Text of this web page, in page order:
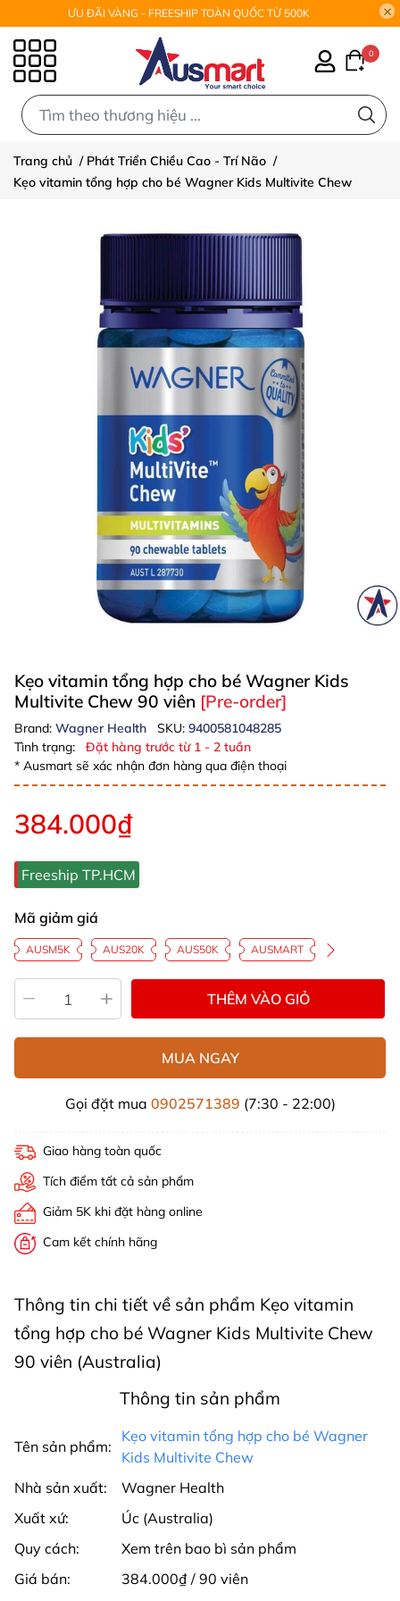
ƯU ĐÃI VÀNG - FREESHIP TOÀN QUỐC TỪ 500K
0
Trang chủ / Phát Triển Chiều Cao - Trí Não /
Kẹo vitamin tổng hợp cho bé Wagner Kids Multivite Chew
Kẹo vitamin tổng hợp cho bé Wagner Kids
Multivite Chew 90 viên [Pre-order]
Brand: Wagner Health SKU: 9400581048285
Tình trạng:
Đặt hàng trước từ 1 - 2 tuần
* Ausmart sẽ xác nhận đơn hàng qua điện thoại
384.000₫
Freeship TP.HCM
Mã giảm giá
AUSM5K AUS20K AUS50K AUSMART
THÊM VÀO GIỎ
MUA NGAY
Gọi đặt mua 0902571389 (7:30 - 22:00)
Giao hàng toàn quốc
Tích điểm tất cả sản phẩm
Giảm 5K khi đặt hàng online
Cam kết chính hãng
Thông tin chi tiết về sản phẩm Kẹo vitamin
tổng hợp cho bé Wagner Kids Multivite Chew
90 viên (Australia)
Thông tin sản phẩm
Tên sản phẩm:
Kẹo vitamin tổng hợp cho bé Wagner
Kids Multivite Chew
Nhà sản xuất:
Wagner Health
Xuất xứ:
Úc (Australia)
Quy cách:
Xem trên bao bì sản phẩm
Giá bán:
384.000₫ / 90 viên